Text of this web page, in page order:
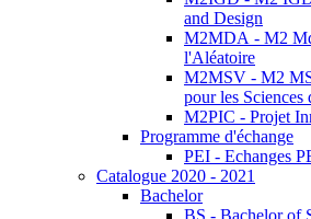
and Design
M2MDA - M2
l'Aléatoire
M2MSV - M2
pour les Sciences
M2PIC - Projet
Programme d'échange
PEI - Echanges
Catalogue 2020 - 2021
Bachelor
BS - Bachelor of